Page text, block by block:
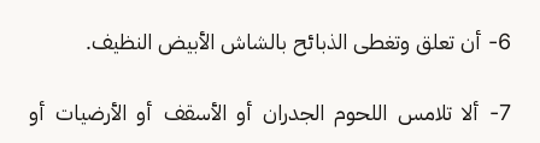
6- أن تعلق وتغطى الذبائح بالشاش الأبيض النظيف.
7- ألا تلامس اللحوم الجدران أو الأسقف أو الأرضيات أو